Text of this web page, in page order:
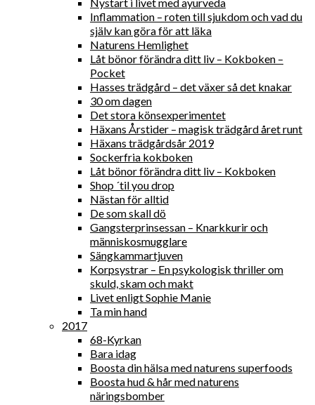
Inflammation – roten till sjukdom och vad du
själv kan göra för att läka
Naturens Hemlighet
Låt bönor förändra ditt liv – Kokboken –
Pocket
Hasses trädgård – det växer så det knakar
30 om dagen
Det stora könsexperimentet
Häxans Årstider – magisk trädgård året runt
Häxans trädgårdsår 2019
Sockerfria kokboken
Låt bönor förändra ditt liv – Kokboken
Shop ´til you drop
Nästan för alltid
De som skall dö
Gangsterprinsessan – Knarkkurir och
människosmugglare
Sängkammartjuven
Korpsystrar – En psykologisk thriller om
skuld, skam och makt
Livet enligt Sophie Manie
Ta min hand
2017
68-Kyrkan
Bara idag
Boosta din hälsa med naturens superfoods
Boosta hud & hår med naturens
näringsbomber